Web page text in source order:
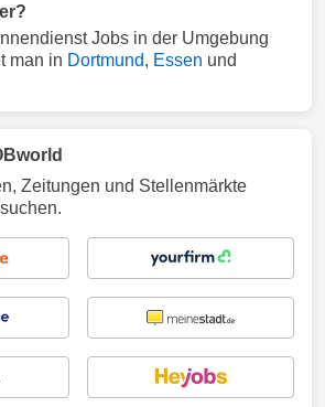
Jobs in der Umgebung
man in Dortmund, Essen und
Zeitungen und Stellenmärkte